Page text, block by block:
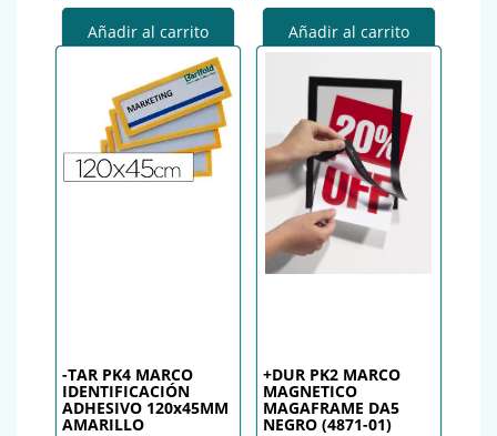
Añadir al carrito Añadir al carrito
-TAR PK4 MARCO
IDENTIFICACIÓN
ADHESIVO 120x45MM
AMARILLO
+DUR PK2 MARCO
MAGNETICO
MAGAFRAME DA5
NEGRO (4871-01)